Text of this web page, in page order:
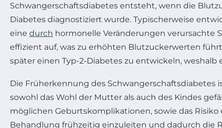
Schwangerschaftsdiabetes entsteht, wenn die
Diabetes diagnostiziert wurde. Typischerweise
eine durch hormonelle Veränderungen verursachte
effizient auf, was zu erhöhten Blutzuckerwerten
später einen Typ-2-Diabetes zu entwickeln,
Die Früherkennung des
sowohl das Wohl der Mutter als auch des Kindes
möglichen Geburtskomplikationen, sowie das
Behandlung frühzeitig einzuleiten und dadurch die